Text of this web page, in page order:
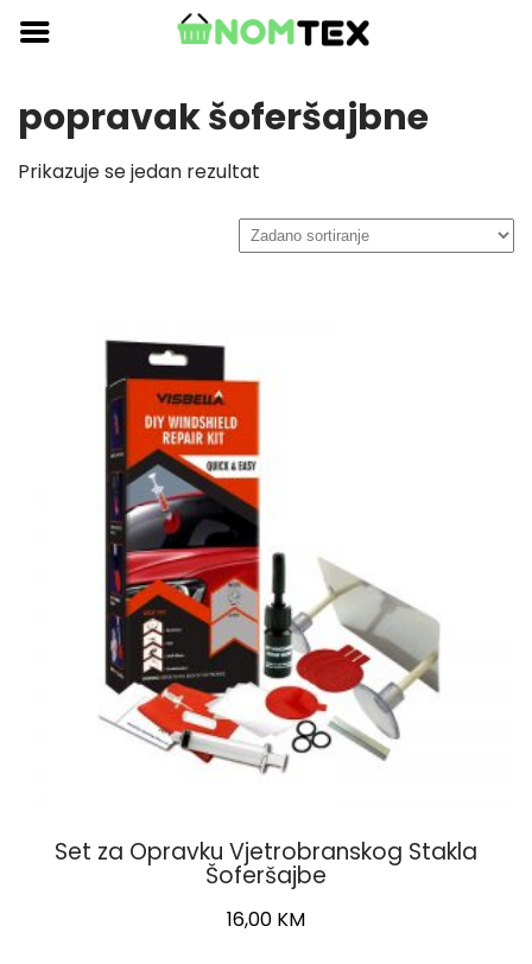
Skip
content
popravak šoferšajbne
Prikazuje se jedan rezultat
Set za Opravku Vjetrobranskog Stakla
Šoferšajbe
16,00 KM